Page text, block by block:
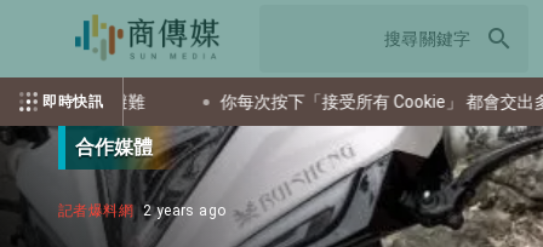
search
即時快訊
民眾避難 你每次按下「接受所有 Cookie」 都會交出多少個資
合作媒體
記者爆料網 2 years ago